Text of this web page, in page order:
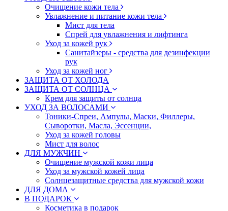
Очищение кожи тела
Увлажнение и питание кожи тела
Мист для тела
Спрей для увлажнения и лифтинга
Уход за кожей рук
Санитайзеры - средства для дезинфекции
рук
Уход за кожей ног
ЗАЩИТА ОТ ХОЛОДА
ЗАЩИТА ОТ СОЛНЦА
Крем для защиты от солнца
УХОД ЗА ВОЛОСАМИ
Тоники-Спреи, Ампулы, Маски, Филлеры,
Сыворотки, Масла, Эссенции,
Уход за кожей головы
Мист для волос
ДЛЯ МУЖЧИН
Очищение мужской кожи лица
Уход за мужской кожей лица
Солнцезащитные средства для мужской кожи
ДЛЯ ДОМА
В ПОДАРОК
Косметика в подарок